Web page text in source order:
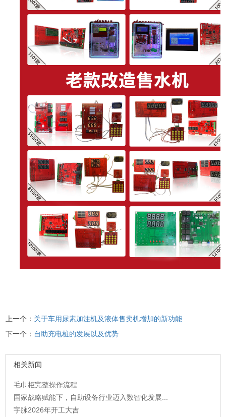
上一个： 关于车用尿素加注机及液体售卖机增加的新功能
下一个： 自助充电桩的发展以及优势
相关新闻
毛巾柜完整操作流程
国家战略赋能下，自助设备行业迈入数智化发展...
宇脉2026年开工大吉